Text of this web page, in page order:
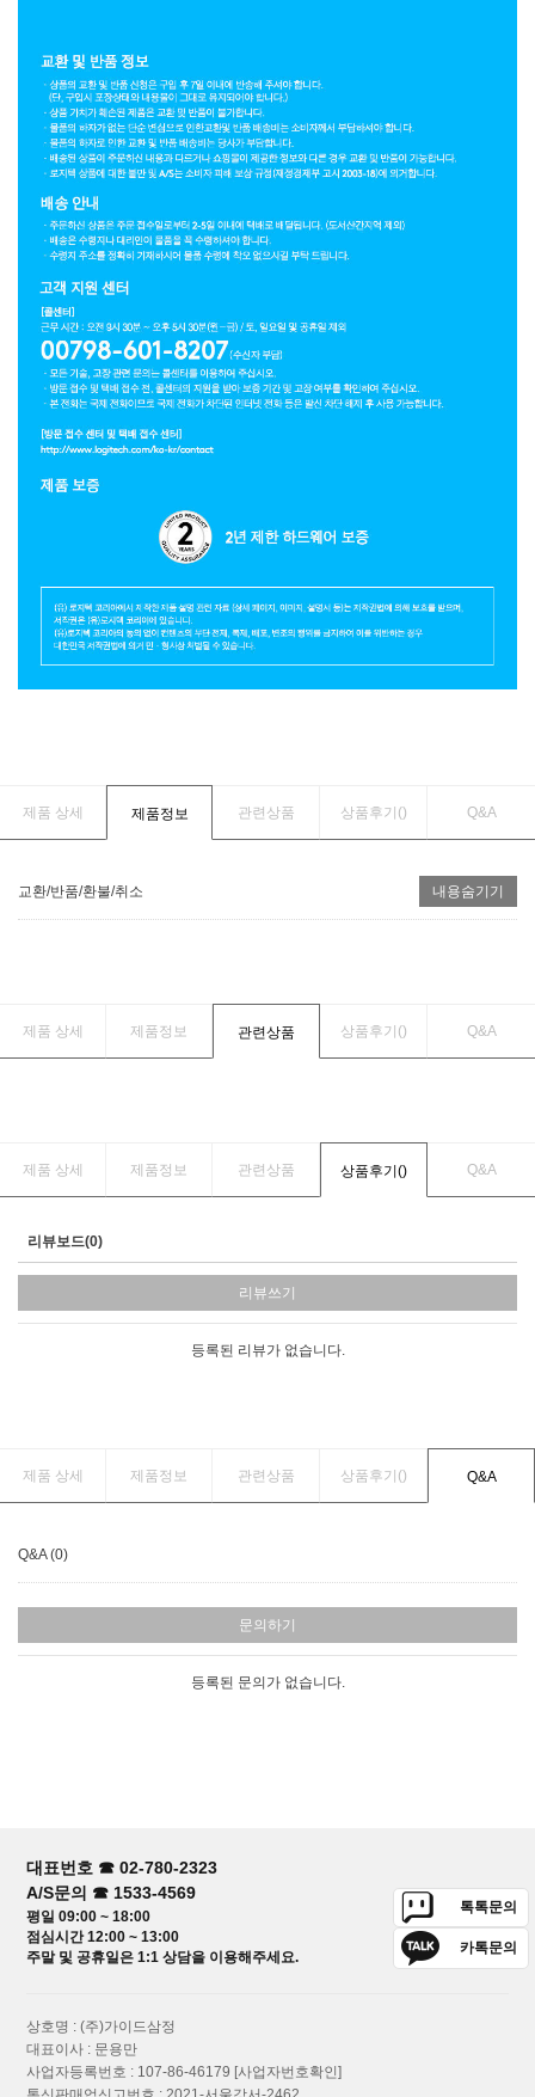
제품 상세 제품정보 관련상품 상품후기() Q&A
교환/반품/환불/취소 내용숨기기
제품 상세 제품정보 관련상품 상품후기() Q&A
제품 상세 제품정보 관련상품 상품후기() Q&A
리뷰보드(0)
리뷰쓰기
등록된 리뷰가 없습니다.
제품 상세 제품정보 관련상품 상품후기() Q&A
Q&A (0)
문의하기
등록된 문의가 없습니다.
대표번호 ☎ 02-780-2323
A/S문의 ☎ 1533-4569
평일 09:00 ~ 18:00
점심시간 12:00 ~ 13:00
주말 및 공휴일은 1:1 상담을 이용해주세요.
톡톡문의
카톡문의
상호명 : (주)가이드삼정
대표이사 : 문용만
사업자등록번호 : 107-86-46179 [사업자번호확인]